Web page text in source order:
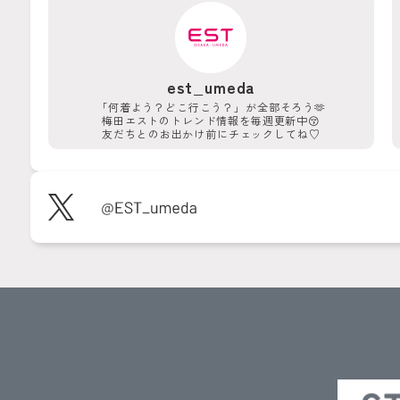
est_umeda
「何着よう？どこ行こう？」が全部そろう🫶
梅田エストのトレンド情報を毎週更新中😚
友だちとのお出かけ前にチェックしてね♡